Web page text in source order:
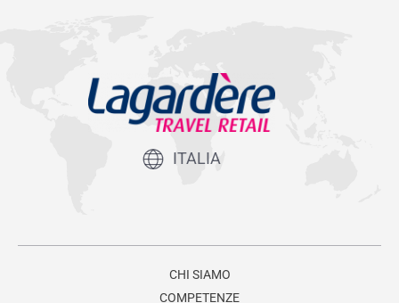
ITALIA
CHI SIAMO
COMPETENZE